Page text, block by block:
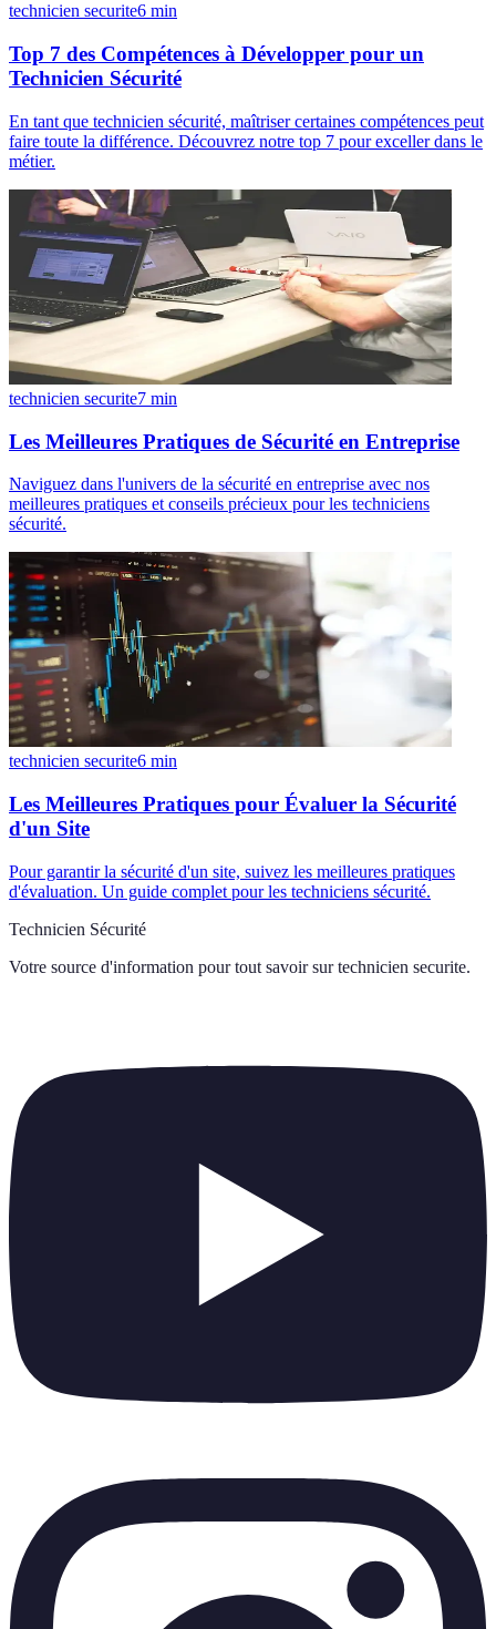
technicien securite6 min
Top 7 des Compétences à Développer pour un
Technicien Sécurité
En tant que technicien sécurité, maîtriser certaines compétences peut
faire toute la différence. Découvrez notre top 7 pour exceller dans le
métier.
technicien securite7 min
Les Meilleures Pratiques de Sécurité en Entreprise
Naviguez dans l'univers de la sécurité en entreprise avec nos
meilleures pratiques et conseils précieux pour les techniciens
sécurité.
technicien securite6 min
Les Meilleures Pratiques pour Évaluer la Sécurité
d'un Site
Pour garantir la sécurité d'un site, suivez les meilleures pratiques
d'évaluation. Un guide complet pour les techniciens sécurité.
Technicien Sécurité
Votre source d'information pour tout savoir sur technicien securite.